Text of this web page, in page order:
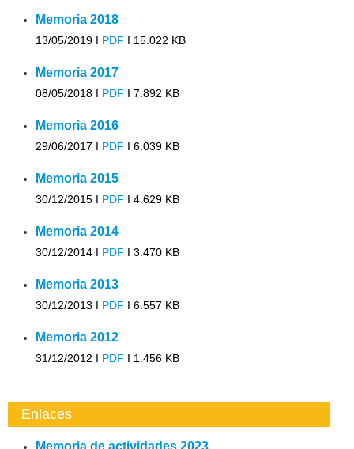
Memoria 2018
13/05/2019 I PDF I 15.022 KB
Memoria 2017
08/05/2018 I PDF I 7.892 KB
Memoria 2016
29/06/2017 I PDF I 6.039 KB
Memoria 2015
30/12/2015 I PDF I 4.629 KB
Memoria 2014
30/12/2014 I PDF I 3.470 KB
Memoria 2013
30/12/2013 I PDF I 6.557 KB
Memoria 2012
31/12/2012 I PDF I 1.456 KB
Enlaces
Memoria de actividades 2023